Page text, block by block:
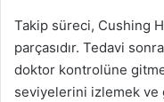
Takip süreci, Cushing
parçasıdır. Tedavi
doktor kontrolüne
seviyelerini izlemek